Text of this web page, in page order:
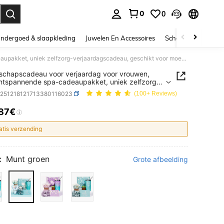
0 0
& slaapkleding Juwelen En Accessoires Schoonheid &
Vriendschapscadeau voor verjaardag voor vrouwen, roze ontspannende spa-cadeaupakket, uniek zelfzorg-verjaardagscadeau, geschikt voor moeder, beste vriendin, zus, vrouw, vriendin, collega, lerares
voor verjaardag voor vrouwen,
spa-cadeaupakket, uniek zelfzorg-
geschikt voor moeder, beste
zus, vrouw, vriendin, collega, lerares
(100+ Reviews)
AND AVAILABILITY
verzending
Munt groen Grote afbeelding